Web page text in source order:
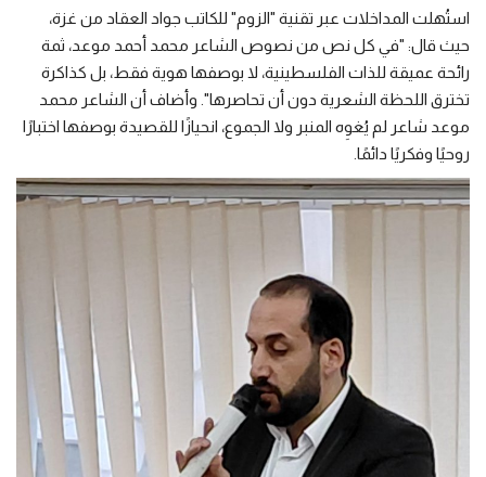
استُهلت المداخلات عبر تقنية "الزوم" للكاتب جواد العقاد من غزة،
حيث قال: "في كل نص من نصوص الشاعر محمد أحمد موعد، ثمة
رائحة عميقة للذات الفلسطينية، لا بوصفها هوية فقط، بل كذاكرة
تخترق اللحظة الشعرية دون أن تحاصرها". وأضاف أن الشاعر محمد
موعد شاعر لم يُغوِه المنبر ولا الجموع، انحيازًا للقصيدة بوصفها اختبارًا
روحيًا وفكريًا دائمًا.